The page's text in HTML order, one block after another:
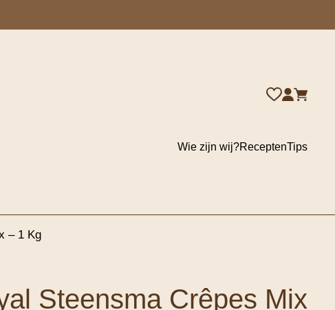
Wie zijn wij?ReceptenTips
– 1 Kg
Steensma Crêpes Mix